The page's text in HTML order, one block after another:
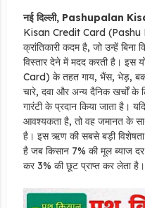
नई दिल्ली, Pashupalan
Kisan Credit Card (Pashu
क्रांतिकारी कदम है, जो उन्हें बिना
विस्तार देने में मदद करती है।
Card) के तहत गाय, भैंस, भेड़,
चारे, दवा और अन्य दैनिक खर्चों के
गारंटी के प्रदान किया जाता है।
आवश्यकता है, तो वह जमानत के
है। इस ऋण की सबसे बड़ी विशेषता
है जब किसान 7% की मूल ब्याज
कर 3% की छूट प्राप्त कर लेता है।